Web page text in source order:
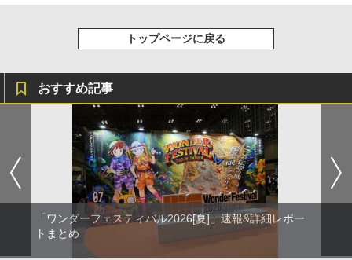
トップページに戻る
おすすめ記事
「ワンダーフェスティバル2026[夏]」速報&詳細レポー
トまとめ